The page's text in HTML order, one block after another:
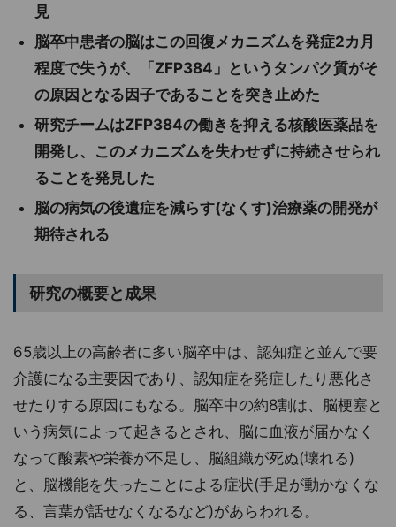
見
脳卒中患者の脳はこの回復メカニズムを発症2カ月
程度で失うが、「ZFP384」というタンパク質がそ
の原因となる因子であることを突き止めた
研究チームはZFP384の働きを抑える核酸医薬品を
開発し、このメカニズムを失わせずに持続させられ
ることを発見した
脳の病気の後遺症を減らす(なくす)治療薬の開発が
期待される
研究の概要と成果
65歳以上の高齢者に多い脳卒中は、認知症と並んで要
介護になる主要因であり、認知症を発症したり悪化さ
せたりする原因にもなる。脳卒中の約8割は、脳梗塞と
いう病気によって起きるとされ、脳に血液が届かなく
なって酸素や栄養が不足し、脳組織が死ぬ(壊れる)
と、脳機能を失ったことによる症状(手足が動かなくな
る、言葉が話せなくなるなど)があらわれる。